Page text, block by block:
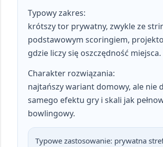
Typowy zakres:
krótszy tor prywatny, zwykle ze
podstawowym scoringiem,
gdzie liczy się oszczędność miejsca.
Charakter rozwiązania:
najtańszy wariant domowy, ale nie
samego efektu gry i skali jak
bowlingowy.
Typowe zastosowanie: prywatna